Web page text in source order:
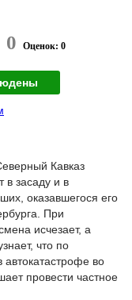
0 Оценок: 0
Кавказ
в засаду и в
оказавшегося его
При
исчезает, а
что по
во
провести частное